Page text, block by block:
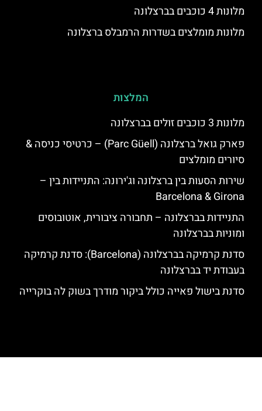
מלונות 4 כוכבים בברצלונה
מלונות מומלצים בשדרות הרמבלס ברצלונה
המלצות
מלונות 3 כוכבים זולים בברצלונה
פארק גואל ברצלונה (Parc Güell) – כרטיסי כניסה &
סיורים מומלצים
שירות הסעות בין ברצלונה וג'ירונה: התניידות בין –
Barcelona & Girona
התניידות בברצלונה – תחבורה ציבורית, אוטובוסים
ומוניות בברצלונה
סדנת קרמיקה בברצלונה (Barcelona): סדנת קרמיקה
בעבודת יד בברצלונה
סדנת בישול פאייה כולל ביקור מודרך בשוק לה בוקרייה